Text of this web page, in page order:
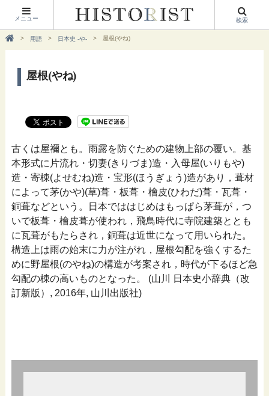
メニュー 検索
用語 日本史 -や- 屋根(やね)
屋根(やね)
古くは屋禰とも。雨露を防ぐための建物上部の覆い。基
本形式に片流れ・切妻(きりづま)造・入母屋(いりもや)
造・寄棟(よせむね)造・宝形(ほうぎょう)造があり，葺材
によって茅(かや)(草)葺・板葺・檜皮(ひわだ)葺・瓦葺・
銅葺などという。日本でははじめはもっぱら茅葺が，つ
いで板葺・檜皮葺が使われ，飛鳥時代に寺院建築ととも
に瓦葺がもたらされ，銅葺は近世になって用いられた。
構造上は雨の始末に力が注がれ，屋根勾配を強くするた
めに野屋根(のやね)の構造が考案され，時代が下るほど急
勾配の棟の高いものとなった。 (山川 日本史小辞典（改
訂新版）, 2016年, 山川出版社)